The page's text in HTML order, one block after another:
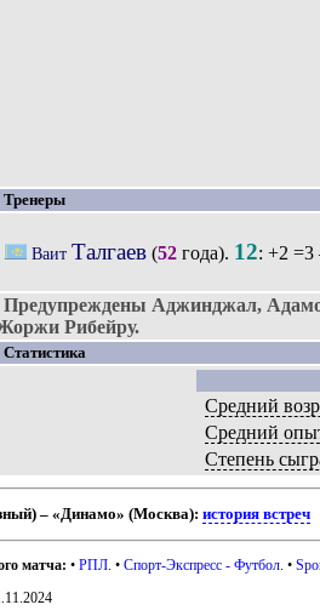
Тренеры
Ваит Талгаев(52года). 12: +2 =3
Предупреждены Аджинджал,
Рибейру.
Статистика
Средний
Средний
Степень
– «Динамо» (Москва):история встреч
матча: •РПЛ . •Спорт-Экспресс - Футбол . •